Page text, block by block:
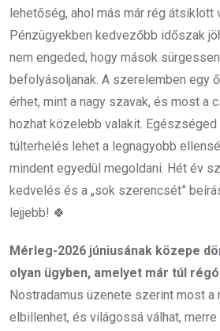
lehetőség, ahol más már rég átsiklott
Pénzügyekben kedvezőbb időszak
nem engeded, hogy mások
befolyásoljanak. A szerelemben egy
érhet, mint a nagy szavak, és most a
hozhat közelebb valakit.
túlterhelés lehet a legnagyobb
mindent egyedül megoldani. Hét év
kedvelés és a „sok szerencsét”
lejjebb! 🍀
Mérleg-2026 júniusának közepe
olyan ügyben, amelyet már túl
Nostradamus üzenete szerint most a
elbillenhet, és világossá válhat,